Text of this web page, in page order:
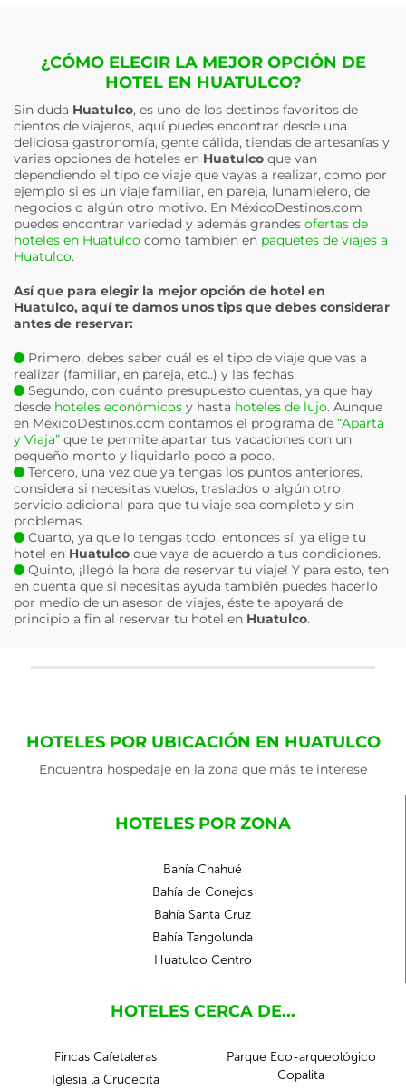
¿CÓMO ELEGIR LA MEJOR OPCIÓN DE
HOTEL EN HUATULCO?
Sin duda Huatulco, es uno de los destinos favoritos de
cientos de viajeros, aquí puedes encontrar desde una
deliciosa gastronomía, gente cálida, tiendas de artesanías y
varias opciones de hoteles en Huatulco que van
dependiendo el tipo de viaje que vayas a realizar, como por
ejemplo si es un viaje familiar, en pareja, lunamielero, de
negocios o algún otro motivo. En MéxicoDestinos.com
puedes encontrar variedad y además grandes ofertas de
hoteles en Huatulco como también en paquetes de viajes a
Huatulco.
Así que para elegir la mejor opción de hotel en
Huatulco, aquí te damos unos tips que debes considerar
antes de reservar:
Primero, debes saber cuál es el tipo de viaje que vas a
realizar (familiar, en pareja, etc..) y las fechas.
Segundo, con cuánto presupuesto cuentas, ya que hay
desde hoteles económicos y hasta hoteles de lujo. Aunque
en MéxicoDestinos.com contamos el programa de “Aparta
y Viaja” que te permite apartar tus vacaciones con un
pequeño monto y liquidarlo poco a poco.
Tercero, una vez que ya tengas los puntos anteriores,
considera si necesitas vuelos, traslados o algún otro
servicio adicional para que tu viaje sea completo y sin
problemas.
Cuarto, ya que lo tengas todo, entonces sí, ya elige tu
hotel en Huatulco que vaya de acuerdo a tus condiciones.
Quinto, ¡llegó la hora de reservar tu viaje! Y para esto, ten
en cuenta que si necesitas ayuda también puedes hacerlo
por medio de un asesor de viajes, éste te apoyará de
principio a fin al reservar tu hotel en Huatulco.
HOTELES POR UBICACIÓN EN HUATULCO
Encuentra hospedaje en la zona que más te interese
HOTELES POR ZONA
Bahía Chahué
Bahía de Conejos
Bahía Santa Cruz
Bahía Tangolunda
Huatulco Centro
HOTELES CERCA DE...
Fincas Cafetaleras
Iglesia la Crucecita
Parque Eco-arqueológico
Copalita